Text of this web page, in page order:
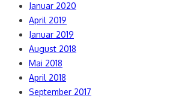
Januar 2020
April 2019
Januar 2019
August 2018
Mai 2018
April 2018
September 2017